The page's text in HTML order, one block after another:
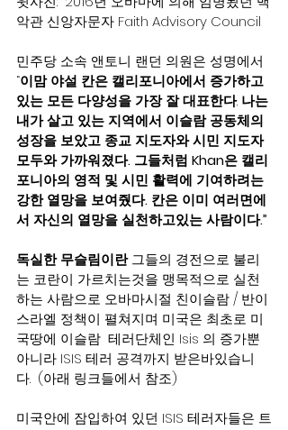
악관 신앙자문자 Faith Advisory Council
민주당 소속 앤토니 랜던 의원은 성명에서
“이맘 야설 칸은 캘리포니아에서 증가하고
있는 모든 다양성을 가장 잘 대표한다. 나는
내가 살고 있는 지역에서 이슬람 공동체의
성장을 보았고 종교 지도자와 시민 지도자
모두와 가까워졌다. 그들처럼 Khan은 캘리
포니아의 영적 및 시민 활력에 기여하려는
강한 열망을 보여줬다. 칸은 이미 여러면에
서 자신의 열망을 실천하고있는 사람이다.”
독실한 무슬림이란 그들의 경전으로 불리
는 코란이 가르치는것을 맹목적으로 실천
하는 사람으로 오바마시절 친이슬람 / 반이
스라엘 정책이 펼쳐지며 미국은 최초로 미
국땅에 이슬람  테러단체인 Isis 의 증가뿐
아니라 ISIS 테러 공격까지 받은바있습니
다.  (아래 링크들에서 참조)
미국안에 잠입하여 있던 ISIS 테러자들은 트